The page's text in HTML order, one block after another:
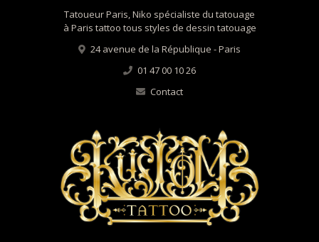
Tatoueur Paris, Niko spécialiste du tatouage
à Paris tattoo tous styles de dessin tatouage
24 avenue de la République - Paris
01 47 00 10 26
Contact